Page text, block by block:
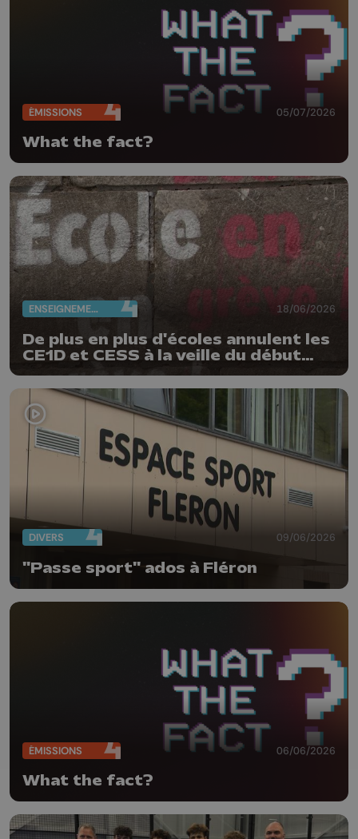
ÉMISSIONS 05/07/2026
What the fact?
ENSEIGNEMENT 18/06/2026
De plus en plus d'écoles annulent les
CE1D et CESS à la veille du début
des épreuves
DIVERS 09/06/2026
"Passe sport" ados à Fléron
ÉMISSIONS 06/06/2026
What the fact?